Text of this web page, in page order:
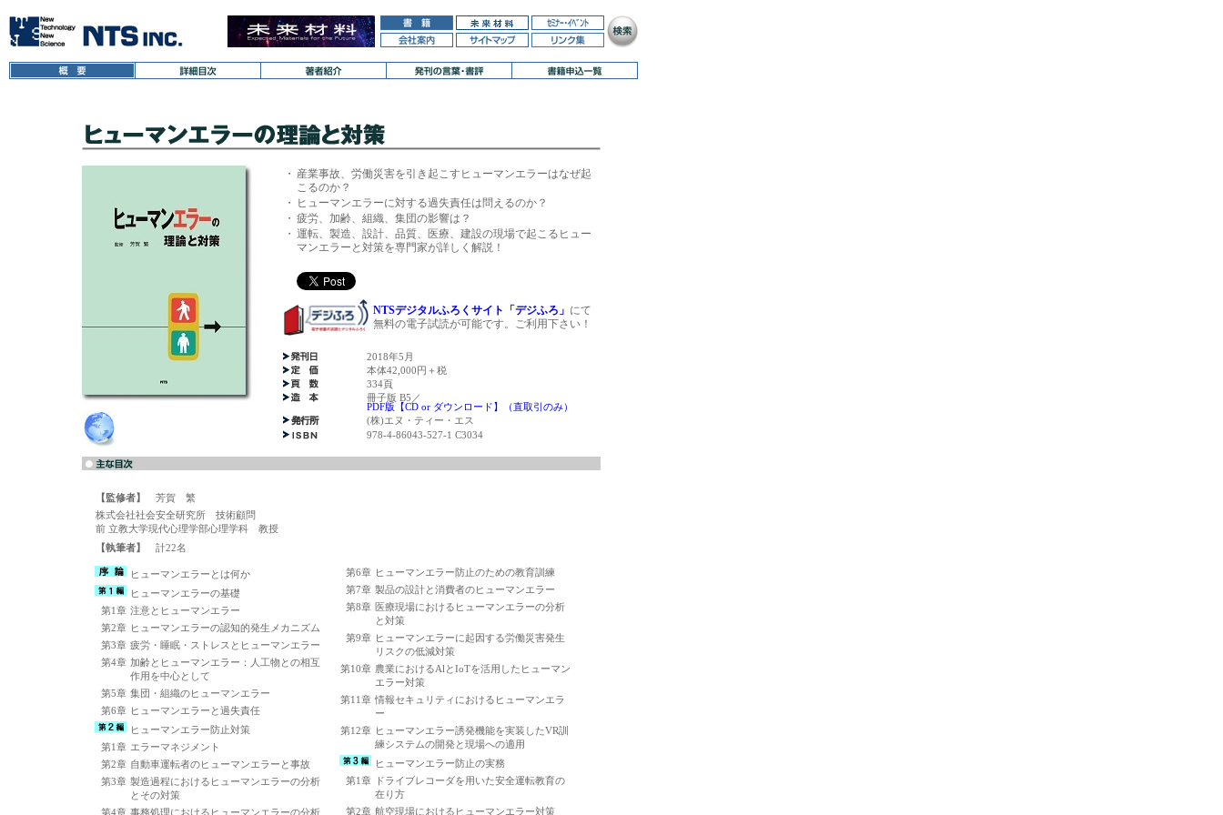
・ 産業事故、労働災害を引き起こすヒューマンエラーはなぜ起
こるのか？
・
ヒューマンエラーに対する過失責任は問えるのか？
・ 疲労、加齢、組織、集団の影響は？
・ 運転、製造、設計、品質、医療、建設の現場で起こるヒュー
マンエラーと対策を専門家が詳しく解説！
NTSデジタルふろくサイト「デジふろ」 にて
無料の電子試読が可能です。ご利用下さい！
2018年5月
本体42,000円＋税
334頁
冊子版 B5／
PDF版【CD or ダウンロード】（直取引のみ）
(株)エヌ・ティー・エス
978-4-86043-527-1 C3034
【監修者】
芳賀 繁
株式会社社会安全研究所 技術顧問
前 立教大学現代心理学部心理学科 教授
【執筆者】
計22名
ヒューマンエラーとは何か
ヒューマンエラーの基礎
第1章 注意とヒューマンエラー
第2章 ヒューマンエラーの認知的発生メカニズム
第3章 疲労・睡眠・ストレスとヒューマンエラー
第4章 加齢とヒューマンエラー：人工物との相互
作用を中心として
第5章 集団・組織のヒューマンエラー
第6章 ヒューマンエラーと過失責任
ヒューマンエラー防止対策
第1章 エラーマネジメント
第2章 自動車運転者のヒューマンエラーと事故
第3章 製造過程におけるヒューマンエラーの分析
とその対策
第4章 事務処理におけるヒューマンエラーの分析
第6章 ヒューマンエラー防止のための教育訓練
第7章 製品の設計と消費者のヒューマンエラー
第8章 医療現場におけるヒューマンエラーの分析
と対策
第9章 ヒューマンエラーに起因する労働災害発生
リスクの低減対策
第10章 農業におけるAlとIoTを活用したヒューマン
エラー対策
第11章 情報セキュリティにおけるヒューマンエラ
ー
第12章 ヒューマンエラー誘発機能を実装したVR訓
練システムの開発と現場への適用
ヒューマンエラー防止の実務
第1章
ドライブレコーダを用いた安全運転教育の
在り方
第2章 航空現場におけるヒューマンエラー対策